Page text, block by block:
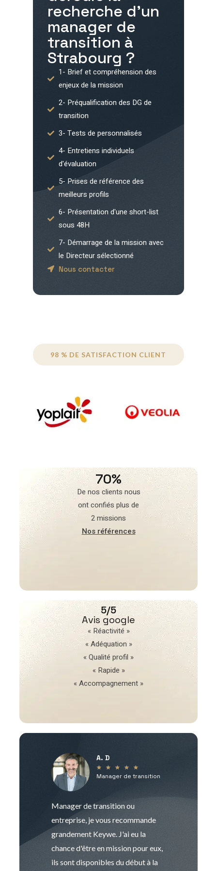
recherche d'un
manager de
transition à
Strabourg ?
1- Brief et compréhension des
enjeux de la mission
2- Préqualification des DG de
transition
3- Tests de personnalisés
4- Entretiens individuels
d'évaluation
5- Prises de référence des
meilleurs profils
6- Présentation d'une short-list
sous 48H
7- Démarrage de la mission avec
le Directeur sélectionné
Nous contacter
98 % DE SATISFACTION CLIENT
70%
De nos clients nous
ont confiés plus de
2 missions
Nos références
5/5
Avis google
« Réactivité »
« Adéquation »
« Qualité profil »
« Rapide »
« Accompagnement »
A. D
★ ★ ★ ★ ★
Manager de transition
Manager de transition ou
entreprise, je vous recommande
grandement Keywe. J'ai eu la
chance d'être en mission pour eux,
ils sont disponibles du début à la